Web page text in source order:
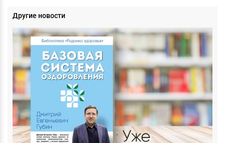
Другие новости